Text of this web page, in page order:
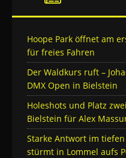
Hoope Park öffnet am
für freies Fahren
Der Waldkurs ruft –
DMX Open in Bielstein
Holeshots und Platz
Bielstein für Alex
Starke Antwort im
stürmt in Lommel aufs